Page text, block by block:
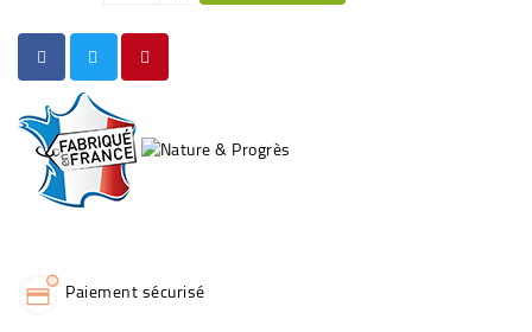
Paiement sécurisé